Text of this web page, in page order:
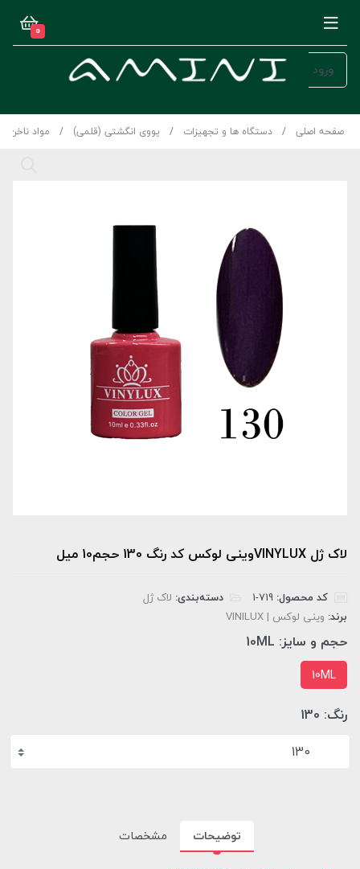
0
ورود
صفحه اصلی دستگاه ها و تجهیزات یووی انگشتی (قلمی) مواد ناخن
لاک ژل VINYLUXوینی لوکس کد رنگ 130 حجم10 میل
کد محصول: دسته‌بندی: لاک ژل
برند: وینی لوکس | VINILUX
حجم و سایز: 10ML
10ML
رنگ: 130
130
توضیحات مشخصات